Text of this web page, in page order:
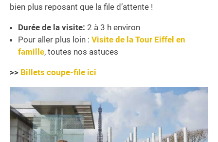
bien plus reposant que la file d’attente !
Durée de la visite: 2 à 3 h environ
Pour aller plus loin : Visite de la Tour Eiffel en
famille, toutes nos astuces
>> Billets coupe-file ici